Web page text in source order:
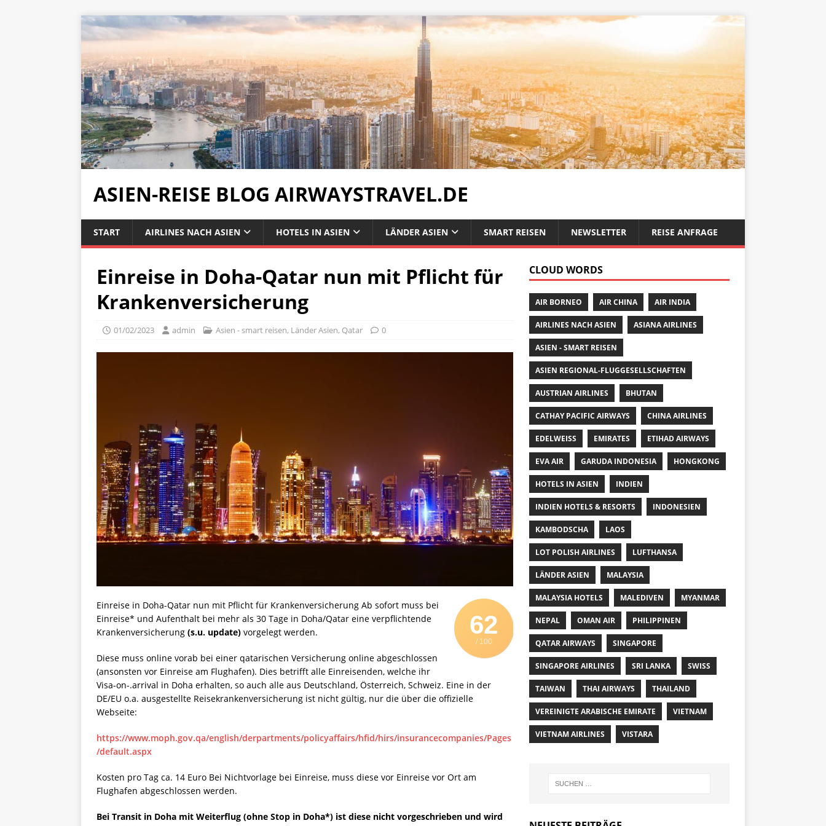
ASIEN-REISE BLOG AIRWAYSTRAVEL.DE
START AIRLINES NACH ASIEN HOTELS IN ASIEN LÄNDER ASIEN SMART REISEN NEWSLETTER REISE ANFRAGE
Einreise in Doha-Qatar nun mit Pflicht für
Krankenversicherung
01/02/2023 admin Asien - smart reisen, Länder Asien, Qatar 0
62
/ 100
Einreise in Doha-Qatar nun mit Pflicht für Krankenversicherung Ab sofort muss bei
Einreise* und Aufenthalt bei mehr als 30 Tage in Doha/Qatar eine verpflichtende
Krankenversicherung (s.u. update) vorgelegt werden.
Diese muss online vorab bei einer qatarischen Versicherung online abgeschlossen
(ansonsten vor Einreise am Flughafen). Dies betrifft alle Einreisenden, welche ihr
Visa-on-.arrival in Doha erhalten, so auch alle aus Deutschland, Österreich, Schweiz. Eine in der
DE/EU o.a. ausgestellte Reisekrankenversicherung ist nicht gültig, nur die über die offizielle
Webseite:
https://www.moph.gov.qa/english/derpartments/policyaffairs/hfid/hirs/insurancecompanies/Pages
/default.aspx
Kosten pro Tag ca. 14 Euro Bei Nichtvorlage bei Einreise, muss diese vor Einreise vor Ort am
Flughafen abgeschlossen werden.
Bei Transit in Doha mit Weiterflug (ohne Stop in Doha*) ist diese nicht vorgeschrieben und wird
CLOUD WORDS
AIR BORNEO AIR CHINA AIR INDIA
AIRLINES NACH ASIEN ASIANA AIRLINES
ASIEN - SMART REISEN
ASIEN REGIONAL-FLUGGESELLSCHAFTEN
AUSTRIAN AIRLINES BHUTAN
CATHAY PACIFIC AIRWAYS CHINA AIRLINES
EDELWEISS EMIRATES ETIHAD AIRWAYS
EVA AIR GARUDA INDONESIA HONGKONG
HOTELS IN ASIEN INDIEN
INDIEN HOTELS & RESORTS INDONESIEN
KAMBODSCHA LAOS
LOT POLISH AIRLINES LUFTHANSA
LÄNDER ASIEN MALAYSIA
MALAYSIA HOTELS MALEDIVEN MYANMAR
NEPAL OMAN AIR PHILIPPINEN
QATAR AIRWAYS SINGAPORE
SINGAPORE AIRLINES SRI LANKA SWISS
TAIWAN THAI AIRWAYS THAILAND
VEREINIGTE ARABISCHE EMIRATE VIETNAM
VIETNAM AIRLINES VISTARA